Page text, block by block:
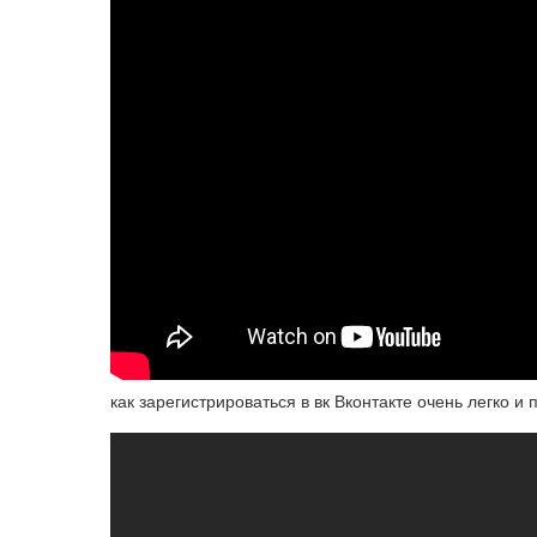
как зарегистрироваться в вк Вконтакте очень легко и